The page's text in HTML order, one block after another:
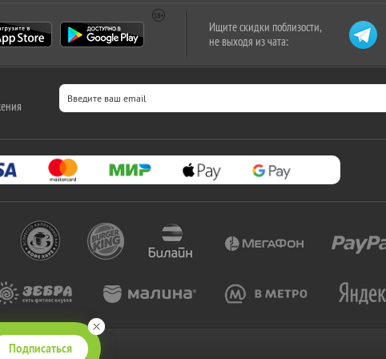
Подписаться
Ищите скидки поблизости,
не выходя из чата: